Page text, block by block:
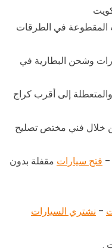
المقطوعة في الطرقات
وشحن البطارية في
إلى أقرب كراج
من خلال فني مختص تصليح
– فتح سيارات مقفلة بدون
– نشتري السيارات
.